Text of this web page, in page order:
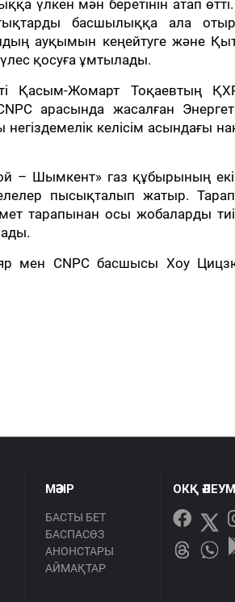
үлкен мән беретінін атап өтті.
басшылыққа ала
ауқымын кеңейтуге және
үлес қосуға ұмтылады.
Қасым-Жомарт Тоқаевтың
арасында жасалған
келісім асындағы
– Шымкент» газ құбырының
пысықталып жатыр.
тарапынан осы жобаларды
мен CNPC басшысы Хоу
МӘЗІР
БАСТЫ БЕТ
БАСПАСӨЗ
АНОНСТАРЫ
АЙМАҚТАР
ОКҚ